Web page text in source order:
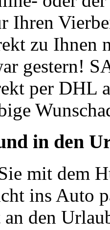
Ihren
zu Ihnen
gestern!
per DHL
in den
mit dem
ins Auto
den